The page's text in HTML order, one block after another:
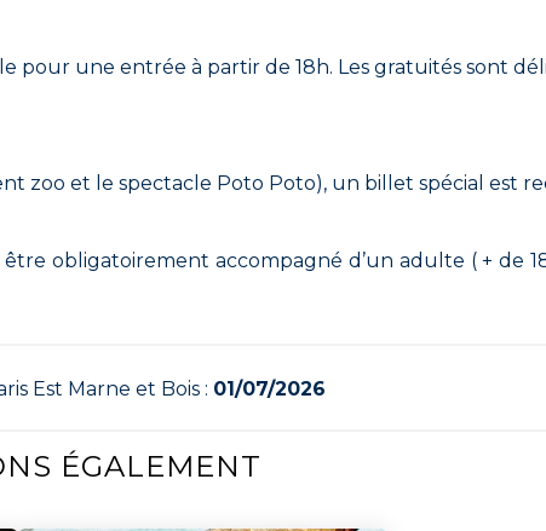
pour une entrée à partir de 18h. Les gratuités sont
zoo et le spectacle Poto Poto), un billet spécial est
obligatoirement accompagné d’un adulte ( + de
Est Marne et Bois : 01/07/2026
ÉGALEMENT